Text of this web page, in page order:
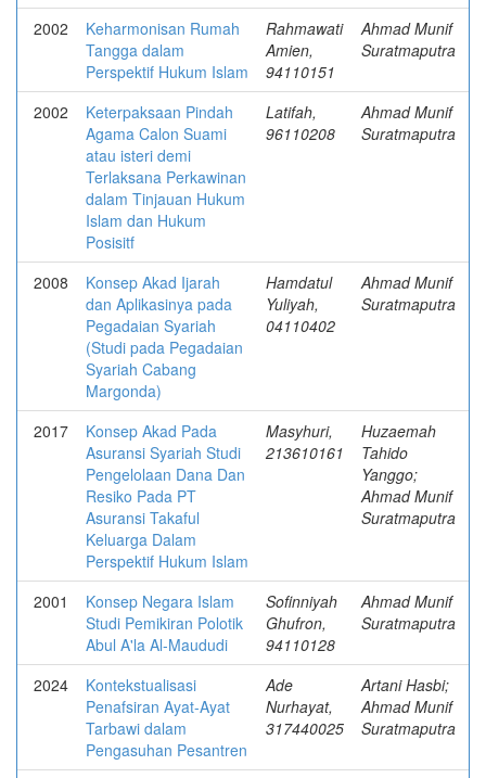
2002
Keharmonisan Rumah
Tangga dalam
Perspektif Hukum Islam
Rahmawati
Amien,
94110151
Ahmad Munif
Suratmaputra
2002
Keterpaksaan Pindah
Agama Calon Suami
atau isteri demi
Terlaksana Perkawinan
dalam Tinjauan Hukum
Islam dan Hukum
Posisitf
Latifah,
96110208
Ahmad Munif
Suratmaputra
2008
Konsep Akad Ijarah
dan Aplikasinya pada
Pegadaian Syariah
(Studi pada Pegadaian
Syariah Cabang
Margonda)
Hamdatul
Yuliyah,
04110402
Ahmad Munif
Suratmaputra
2017
Konsep Akad Pada
Asuransi Syariah Studi
Pengelolaan Dana Dan
Resiko Pada PT
Asuransi Takaful
Keluarga Dalam
Perspektif Hukum Islam
Masyhuri,
213610161
Huzaemah
Tahido
Yanggo;
Ahmad Munif
Suratmaputra
2001
Konsep Negara Islam
Studi Pemikiran Polotik
Abul A'la Al-Maududi
Sofinniyah
Ghufron,
94110128
Ahmad Munif
Suratmaputra
2024
Kontekstualisasi
Penafsiran Ayat-Ayat
Tarbawi dalam
Pengasuhan Pesantren
Ade
Nurhayat,
317440025
Artani Hasbi;
Ahmad Munif
Suratmaputra